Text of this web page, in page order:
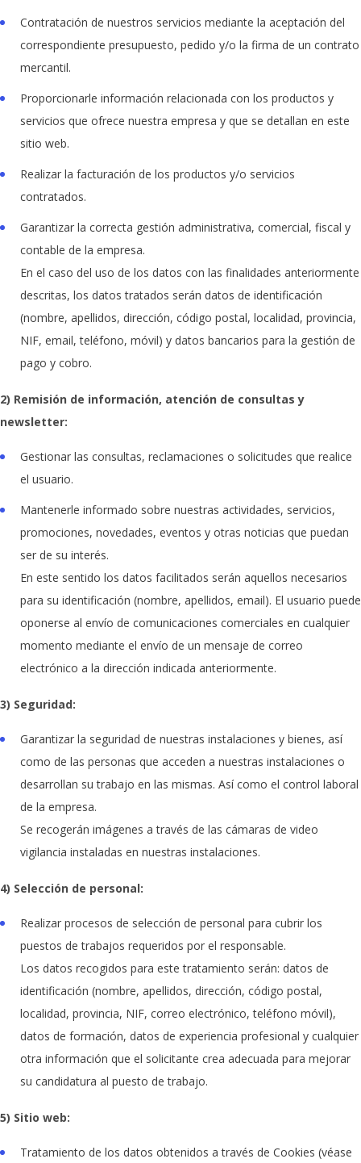
Contratación de nuestros servicios mediante la aceptación del
correspondiente presupuesto, pedido y/o la firma de un contrato
mercantil.
Proporcionarle información relacionada con los productos y
servicios que ofrece nuestra empresa y que se detallan en este
sitio web.
Realizar la facturación de los productos y/o servicios
contratados.
Garantizar la correcta gestión administrativa, comercial, fiscal y
contable de la empresa.
En el caso del uso de los datos con las finalidades anteriormente
descritas, los datos tratados serán datos de identificación
(nombre, apellidos, dirección, código postal, localidad, provincia,
NIF, email, teléfono, móvil) y datos bancarios para la gestión de
pago y cobro.
2) Remisión de información, atención de consultas y
newsletter:
Gestionar las consultas, reclamaciones o solicitudes que realice
el usuario.
Mantenerle informado sobre nuestras actividades, servicios,
promociones, novedades, eventos y otras noticias que puedan
ser de su interés.
En este sentido los datos facilitados serán aquellos necesarios
para su identificación (nombre, apellidos, email). El usuario puede
oponerse al envío de comunicaciones comerciales en cualquier
momento mediante el envío de un mensaje de correo
electrónico a la dirección indicada anteriormente.
3) Seguridad:
Garantizar la seguridad de nuestras instalaciones y bienes, así
como de las personas que acceden a nuestras instalaciones o
desarrollan su trabajo en las mismas. Así como el control laboral
de la empresa.
Se recogerán imágenes a través de las cámaras de video
vigilancia instaladas en nuestras instalaciones.
4) Selección de personal:
Realizar procesos de selección de personal para cubrir los
puestos de trabajos requeridos por el responsable.
Los datos recogidos para este tratamiento serán: datos de
identificación (nombre, apellidos, dirección, código postal,
localidad, provincia, NIF, correo electrónico, teléfono móvil),
datos de formación, datos de experiencia profesional y cualquier
otra información que el solicitante crea adecuada para mejorar
su candidatura al puesto de trabajo.
5) Sitio web:
Tratamiento de los datos obtenidos a través de Cookies (véase